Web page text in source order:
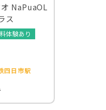
NaPuaOL
ス
体験あり
四日市駅